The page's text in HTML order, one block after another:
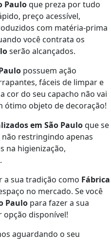
Pauloque preza por tudo
preço acessível,
com matéria-prima
você contrata os
serão alcançados.
possuem ação
fáceis de limpar e
cor do seu capacho não vai
ótimo objeto de decoração!
em São Pauloque se
restringindo apenas
na higienização,
a sua tradição como Fábrica
no mercado. Se você
Paulo para fazer a sua
opção disponível!
aguardando o seu